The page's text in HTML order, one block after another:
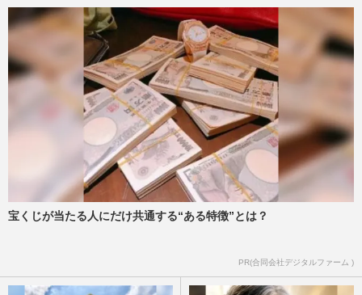
宝くじが当たる人にだけ共通する“ある特徴”とは？
PR(合同会社デジタルファーム )